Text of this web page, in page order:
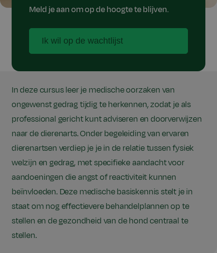
Meld je aan om op de hoogte te blijven.
Ik wil op de wachtlijst
In deze cursus leer je medische oorzaken van
ongewenst gedrag tijdig te herkennen, zodat je als
professional gericht kunt adviseren en doorverwijzen
naar de dierenarts. Onder begeleiding van ervaren
dierenartsen verdiep je je in de relatie tussen fysiek
welzijn en gedrag, met specifieke aandacht voor
aandoeningen die angst of reactiviteit kunnen
beïnvloeden. Deze medische basiskennis stelt je in
staat om nog effectievere behandelplannen op te
stellen en de gezondheid van de hond centraal te
stellen.